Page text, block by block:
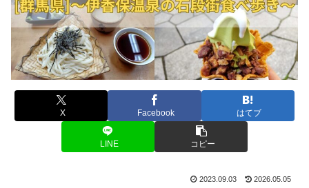
X Facebook はてブ
LINE コピー
2023.09.03 2026.05.05